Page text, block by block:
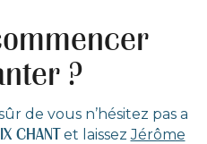
?
de vous n’hésitez pas a
CHANTet laissezJérôme